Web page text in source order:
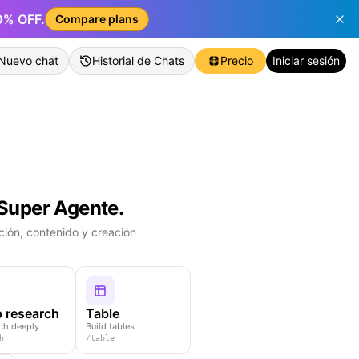
OFF. Compare plans
chat Historial de Chats Precio Iniciar sesión
Agente.
contenido y creación
research
deeply
Table
Build tables
/table